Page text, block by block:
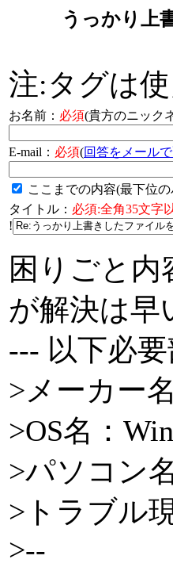
うっかり上
注:タグは
お名前： 必須(貴方のニック
E-mail： 必須(回答をメール
ここまでの内容(最下位
タイトル： 必須:全角35文字
!
困りごと内
が解決は早
--- 以下必
>メーカー
>OS名：
>パソコン
>トラブル
>--